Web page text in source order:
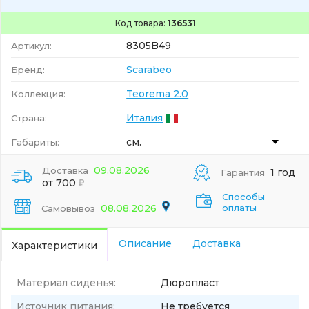
Код товара: 136531
Артикул: 8305B49
Бренд: Scarabeo
Коллекция: Teorema 2.0
Страна: Италия
Габариты: см.
Доставка 09.08.2026
от 700
Самовывоз 08.08.2026
Гарантия 1 год
Способы
оплаты
Характеристики Описание Доставка
Материал сиденья:
Дюропласт
Источник питания:
Не требуется